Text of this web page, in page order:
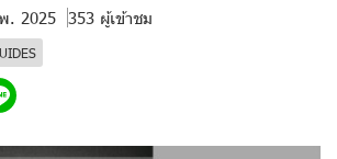
. 2025 353 ผู้เข้าชม